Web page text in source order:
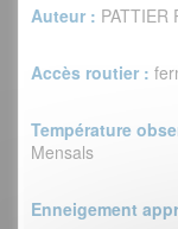
Auteur : PATTIER
Accès routier :
Température
Mensals
Enneigement